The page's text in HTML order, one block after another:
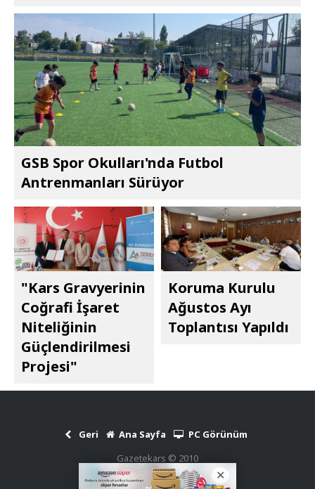
GSB Spor Okulları'nda Futbol
Antrenmanları Sürüyor
"Kars Gravyerinin
Coğrafi İşaret
Niteliğinin
Güçlendirilmesi
Projesi"
Koruma Kurulu
Ağustos Ayı
Toplantısı Yapıldı
Geri Ana Sayfa
PC Görünüm
Gazetekars © 2010
Haber Scripti